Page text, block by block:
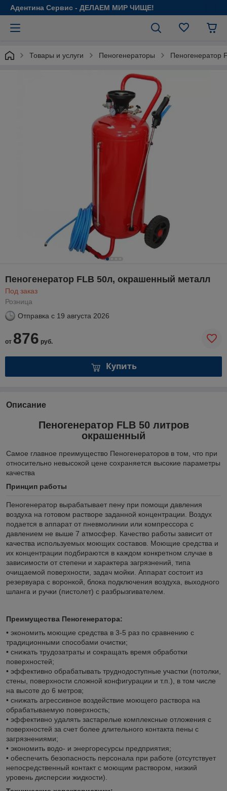
Адентина Сервис - ДЕЛАЕМ МИР ЧИЩЕ!
Товары и услуги Пеногенераторы Пеногенератор
Пеногенератор FLB 50л, окрашенный металл
Под заказ
Розница
Отправка с 19 августа 2026
от 876 руб.
Купить
Описание
Пеногенератор FLB 50 литров
окрашенный
Самое главное преимущество Пеногенераторов в том, что при
относительно невысокой цене сохраняется высокие параметры
качества
Принцип работы
Пеногенератор вырабатывает пену при помощи давления
воздуха на готовом растворе заданной концентрации. Воздух
подается в аппарат от пневмолинии или компрессора с
давлением не выше 7 атмосфер. Качество работы зависит от
качества используемых моющих составов. Моющие средства и
их концентрации подбираются в каждом конкретном случае в
зависимости от степени и характера загрязнений, типа
очищаемой поверхности, задач мойки. Аппарат состоит из
резервуара с воронкой, блока подключения воздуха, выходного
шланга и ручки (пистолет) с разбрызгивателем.
Преимущества Пеногенератора:
• экономить моющие средства в 3-5 раз по сравнению с
традиционными способами очистки;
• снижать трудозатраты и сокращать время обработки
поверхностей;
• эффективно обрабатывать труднодоступные участки (потолки,
стены, поверхности сложной конфигурации и т.п.), в том числе
на высоте до 6 метров;
• снижать агрессивное воздействие моющего раствора на
обрабатываемую поверхность;
• эффективно удалять застарелые комплексные отложения с
поверхностей за счет более длительного контакта пены с
загрязнениями;
• экономить водо- и энергоресурсы предприятия;
• обеспечить безопасность персонала при работе (отсутствует
непосредственный контакт с моющим раствором, низкий
уровень дисперсии жидкости).